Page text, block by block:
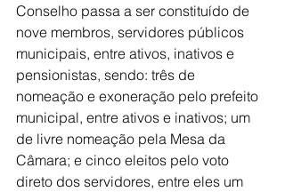
Conselho passa a ser constituído de
nove membros, servidores públicos
municipais, entre ativos, inativos e
pensionistas, sendo: três de
nomeação e exoneração pelo prefeito
municipal, entre ativos e inativos; um
de livre nomeação pela Mesa da
Câmara; e cinco eleitos pelo voto
direto dos servidores, entre eles um